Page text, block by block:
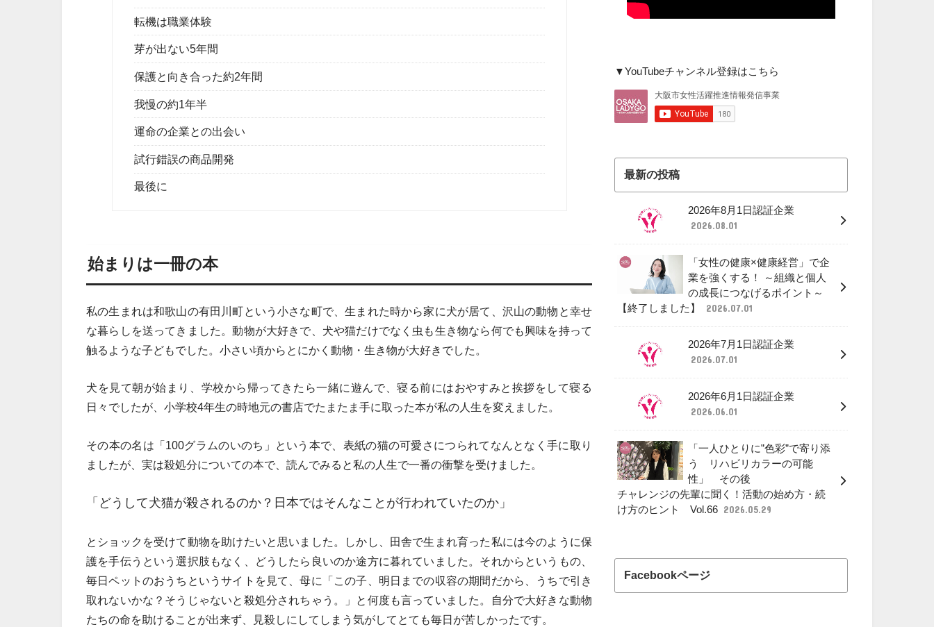
転機は職業体験
芽が出ない5年間
保護と向き合った約2年間
我慢の約1年半
運命の企業との出会い
試行錯誤の商品開発
最後に
始まりは一冊の本
私の生まれは和歌山の有田川町という小さな町で、生まれた時から家に犬が居て、沢山の動物と幸せ
な暮らしを送ってきました。動物が大好きで、犬や猫だけでなく虫も生き物なら何でも興味を持って
触るような子どもでした。小さい頃からとにかく動物・生き物が大好きでした。
犬を見て朝が始まり、学校から帰ってきたら一緒に遊んで、寝る前にはおやすみと挨拶をして寝る
日々でしたが、小学校4年生の時地元の書店でたまたま手に取った本が私の人生を変えました。
その本の名は「100グラムのいのち」という本で、表紙の猫の可愛さにつられてなんとなく手に取り
ましたが、実は殺処分についての本で、読んでみると私の人生で一番の衝撃を受けました。
「どうして犬猫が殺されるのか？日本ではそんなことが行われていたのか」
とショックを受けて動物を助けたいと思いました。しかし、田舎で生まれ育った私には今のように保
護を手伝うという選択肢もなく、どうしたら良いのか途方に暮れていました。それからというもの、
毎日ペットのおうちというサイトを見て、母に「この子、明日までの収容の期間だから、うちで引き
取れないかな？そうじゃないと殺処分されちゃう。」と何度も言っていました。自分で大好きな動物
たちの命を助けることが出来ず、見殺しにしてしまう気がしてとても毎日が苦しかったです。
▼YouTubeチャンネル登録はこちら
最新の投稿
2026年8月1日認証企業
2026.08.01
「女性の健康×健康経営」で企
業を強くする！ ～組織と個人
の成長につなげるポイント～
【終了しました】
2026.07.01
2026年7月1日認証企業
2026.07.01
2026年6月1日認証企業
2026.06.01
「一人ひとりに”色彩”で寄り添
う リハビリカラーの可能
性」 その後
チャレンジの先輩に聞く！活動の始め方・続
け方のヒント Vol.66 2026.05.29
Facebookページ